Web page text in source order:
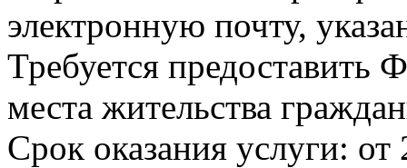
электронную почту,
Требуется
места жительства
Срок оказания услуги: от